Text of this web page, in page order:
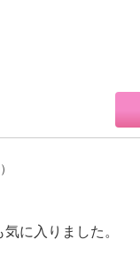
に入りました。